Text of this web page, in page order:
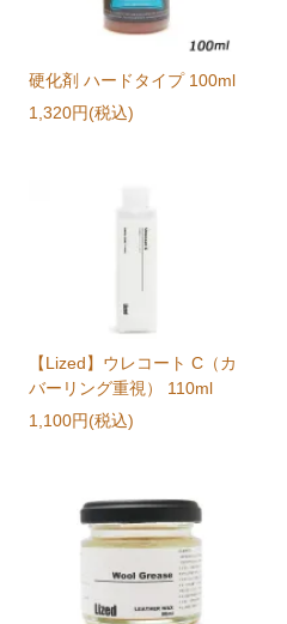
硬化剤 ハードタイプ 100ml
1,320円(税込)
【Lized】ウレコート C（カ
バーリング重視） 110ml
1,100円(税込)